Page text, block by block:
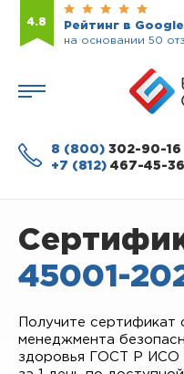
4.8
Рейтинг в Google
на основании 50
8 (800) 302-90-16
+7 (812) 467-45-36
45001-
Получите сертификат
менеджмента
здоровья ГОСТ Р ИСО